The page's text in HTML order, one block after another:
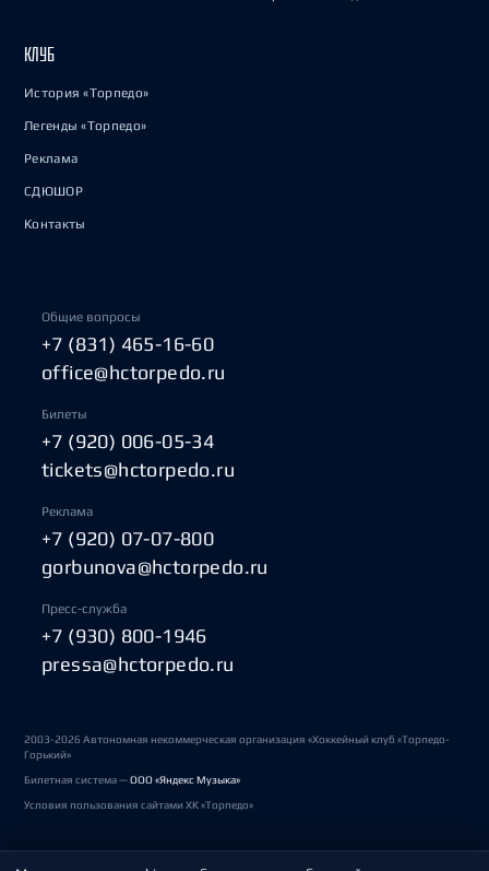
КЛУБ
История «Торпедо»
Легенды «Торпедо»
Реклама
СДЮШОР
Контакты
Общие вопросы
+7 (831) 465-16-60
office@hctorpedo.ru
Билеты
+7 (920) 006-05-34
tickets@hctorpedo.ru
Реклама
+7 (920) 07-07-800
gorbunova@hctorpedo.ru
Пресс-служба
+7 (930) 800-1946
pressa@hctorpedo.ru
2003-2026 Автономная некоммерческая организация «Хоккейный клуб «Торпедо-
Горький»
Билетная система —ООО «Яндекс Музыка»
Условия пользования сайтами ХК «Торпедо»